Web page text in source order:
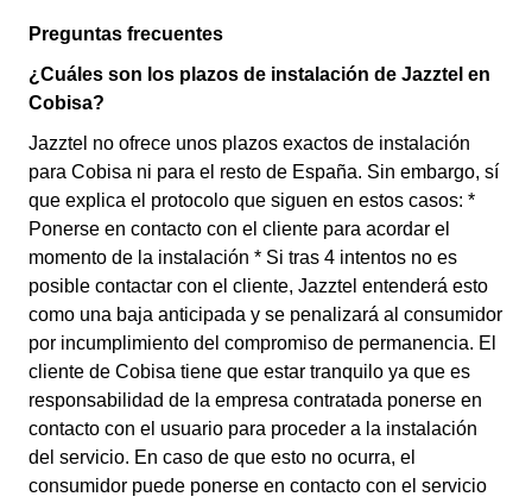
Preguntas frecuentes
¿Cuáles son los plazos de instalación de Jazztel en
Cobisa?
Jazztel no ofrece unos plazos exactos de instalación
para Cobisa ni para el resto de España. Sin embargo, sí
que explica el protocolo que siguen en estos casos: *
Ponerse en contacto con el cliente para acordar el
momento de la instalación * Si tras 4 intentos no es
posible contactar con el cliente, Jazztel entenderá esto
como una baja anticipada y se penalizará al consumidor
por incumplimiento del compromiso de permanencia. El
cliente de Cobisa tiene que estar tranquilo ya que es
responsabilidad de la empresa contratada ponerse en
contacto con el usuario para proceder a la instalación
del servicio. En caso de que esto no ocurra, el
consumidor puede ponerse en contacto con el servicio